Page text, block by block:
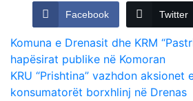
Facebook Twitter
Post
navigation
Komuna e Drenasit dhe KRM
hapësirat publike në Komoran
KRU “Prishtina” vazhdon aksionet
konsumatorët borxhlinj në Drenas